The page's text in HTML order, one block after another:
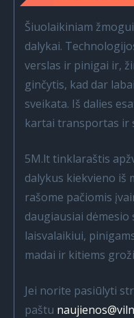
Šiuolaikiniam
dalykai.
verslas ir pinigai ir,
ginčytis, kad dar
sveikata. Iš dalies
kartai transportas ir
5M.lt tinklaraštis
dalykus kiekvieno iš
rašome pačiomis
daugiausiai
laisvalaikiui,
madai ir kitiems
Jei norite pasiūlyti
paštu